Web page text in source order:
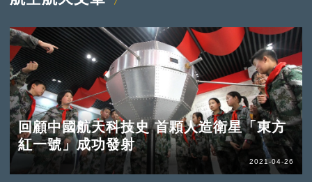
回顧中國航天科技史 首顆人造衛星「東方
紅一號」成功發射
2021-04-26